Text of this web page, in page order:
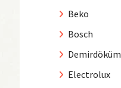
Beko
Bosch
Demirdöküm
Electrolux